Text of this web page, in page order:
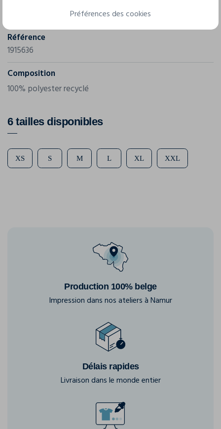
Référence
1915636
Composition
100% polyester recyclé
6 tailles disponibles
XS S M L XL XXL
Production 100% belge
Impression dans nos ateliers à Namur
Délais rapides
Livraison dans le monde entier
Préférences des cookies